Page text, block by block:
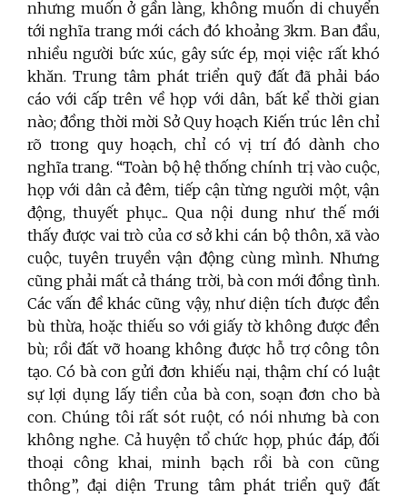
nhưng muốn ở gần làng, không muốn di chuyển
tới nghĩa trang mới cách đó khoảng 3km. Ban đầu,
nhiều người bức xúc, gây sức ép, mọi việc rất khó
khăn. Trung tâm phát triển quỹ đất đã phải báo
cáo với cấp trên về họp với dân, bất kể thời gian
nào; đồng thời mời Sở Quy hoạch Kiến trúc lên chỉ
rõ trong quy hoạch, chỉ có vị trí đó dành cho
nghĩa trang. “Toàn bộ hệ thống chính trị vào cuộc,
họp với dân cả đêm, tiếp cận từng người một, vận
động, thuyết phục... Qua nội dung như thế mới
thấy được vai trò của cơ sở khi cán bộ thôn, xã vào
cuộc, tuyên truyền vận động cùng mình. Nhưng
cũng phải mất cả tháng trời, bà con mới đồng tình.
Các vấn đề khác cũng vậy, như diện tích được đền
bù thừa, hoặc thiếu so với giấy tờ không được đền
bù; rồi đất vỡ hoang không được hỗ trợ công tôn
tạo. Có bà con gửi đơn khiếu nại, thậm chí có luật
sự lợi dụng lấy tiền của bà con, soạn đơn cho bà
con. Chúng tôi rất sót ruột, có nói nhưng bà con
không nghe. Cả huyện tổ chức họp, phúc đáp, đối
thoại công khai, minh bạch rồi bà con cũng
thông”, đại diện Trung tâm phát triển quỹ đất